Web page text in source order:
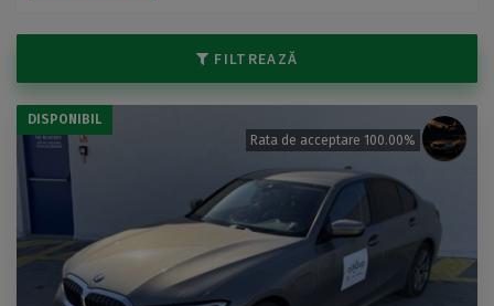
FILTREAZĂ
Rata de acceptare 100.00%
DISPONIBIL